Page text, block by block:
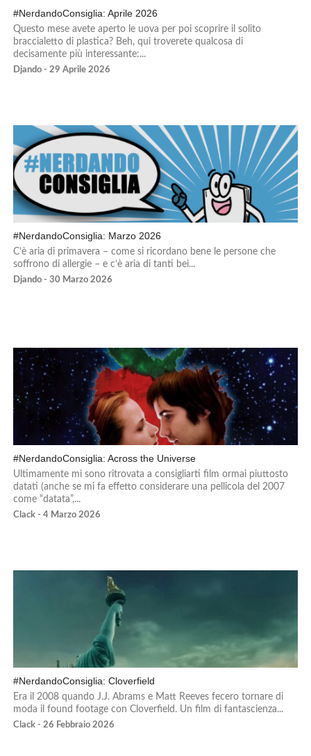
#NerdandoConsiglia: Aprile 2026
Questo mese avete aperto le uova per poi scoprire il solito
braccialetto di plastica? Beh, qui troverete qualcosa di
decisamente più interessante:...
Djando - 29 Aprile 2026
#NerdandoConsiglia: Marzo 2026
C’è aria di primavera – come si ricordano bene le persone che
soffrono di allergie – e c’è aria di tanti bei...
Djando - 30 Marzo 2026
#NerdandoConsiglia: Across the Universe
Ultimamente mi sono ritrovata a consigliarti film ormai piuttosto
datati (anche se mi fa effetto considerare una pellicola del 2007
come “datata”,...
Clack - 4 Marzo 2026
#NerdandoConsiglia: Cloverfield
Era il 2008 quando J.J. Abrams e Matt Reeves fecero tornare di
moda il found footage con Cloverfield. Un film di fantascienza...
Clack - 26 Febbraio 2026